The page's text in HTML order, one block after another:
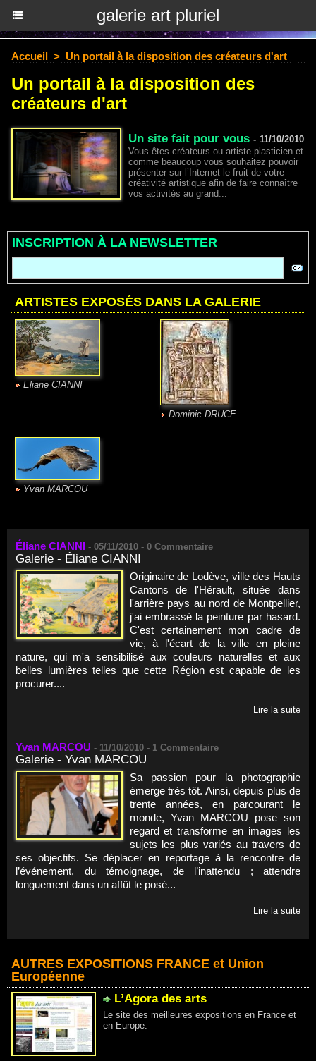
galerie art pluriel
Accueil > Un portail à la disposition des créateurs d'art
Un portail à la disposition des
créateurs d'art
Un site fait pour vous - 11/10/2010
Vous êtes créateurs ou artiste plasticien et
comme beaucoup vous souhaitez pouvoir
présenter sur l’Internet le fruit de votre
créativité artistique afin de faire connaître
vos activités au grand...
INSCRIPTION À LA NEWSLETTER
ARTISTES EXPOSÉS DANS LA GALERIE
Eliane CIANNI
Dominic DRUCE
Yvan MARCOU
Éliane CIANNI - 05/11/2010 - 0 Commentaire
Galerie - Éliane CIANNI
Originaire de Lodève, ville des Hauts
Cantons de l'Hérault, située dans
l'arrière pays au nord de Montpellier,
j'ai embrassé la peinture par hasard.
C'est certainement mon cadre de
vie, à l'écart de la ville en pleine
nature, qui m'a sensibilisé aux couleurs naturelles et aux
belles lumières telles que cette Région est capable de les
procurer....
Lire la suite
Yvan MARCOU - 11/10/2010 - 1 Commentaire
Galerie - Yvan MARCOU
Sa passion pour la photographie
émerge très tôt. Ainsi, depuis plus de
trente années, en parcourant le
monde, Yvan MARCOU pose son
regard et transforme en images les
sujets les plus variés au travers de
ses objectifs. Se déplacer en reportage à la rencontre de
l’événement, du témoignage, de l’inattendu ; attendre
longuement dans un affût le posé...
Lire la suite
AUTRES EXPOSITIONS FRANCE et Union
Européenne
L’Agora des arts
Le site des meilleures expositions en France et
en Europe.